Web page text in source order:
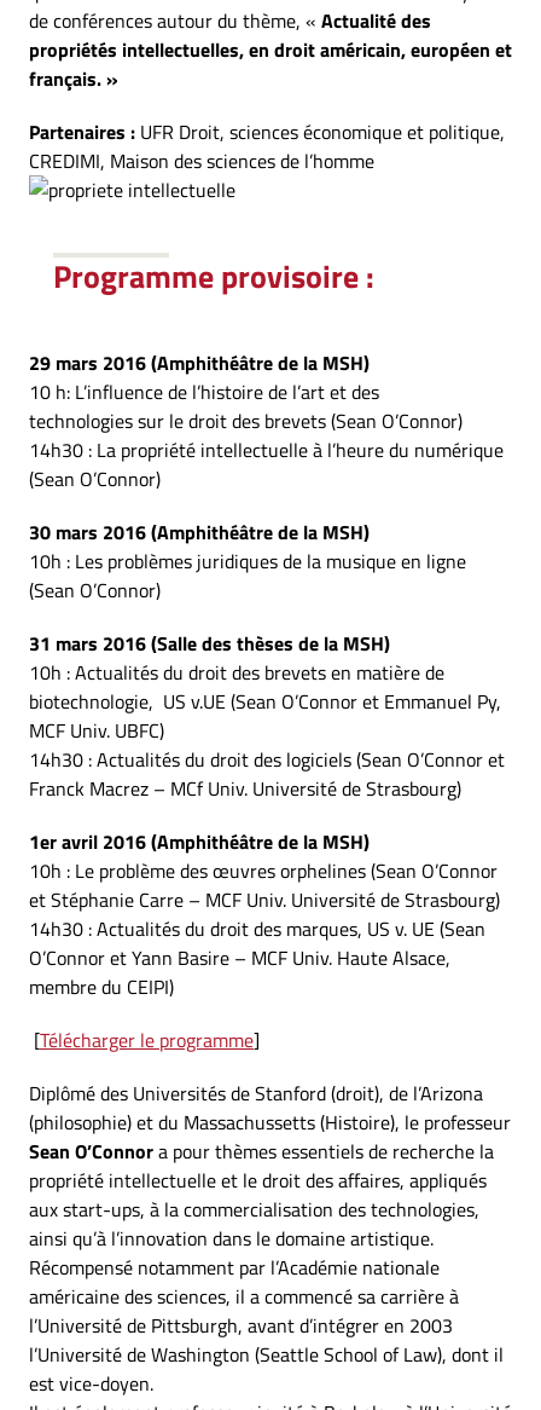
de conférences autour du thème, « Actualité des
propriétés intellectuelles, en droit américain, européen et
français. »
Partenaires : UFR Droit, sciences économique et politique,
CREDIMI, Maison des sciences de l’homme
Programme provisoire :
29 mars 2016 (Amphithéâtre de la MSH)
10 h: L’influence de l’histoire de l’art et des
technologies sur le droit des brevets (Sean O’Connor)
14h30 : La propriété intellectuelle à l’heure du numérique
(Sean O’Connor)
30 mars 2016 (Amphithéâtre de la MSH)
10h : Les problèmes juridiques de la musique en ligne
(Sean O’Connor)
31 mars 2016 (Salle des thèses de la MSH)
10h : Actualités du droit des brevets en matière de
biotechnologie, US v.UE (Sean O’Connor et Emmanuel Py,
MCF Univ. UBFC)
14h30 : Actualités du droit des logiciels (Sean O’Connor et
Franck Macrez – MCf Univ. Université de Strasbourg)
1er avril 2016 (Amphithéâtre de la MSH)
10h : Le problème des œuvres orphelines (Sean O’Connor
et Stéphanie Carre – MCF Univ. Université de Strasbourg)
14h30 : Actualités du droit des marques, US v. UE (Sean
O’Connor et Yann Basire – MCF Univ. Haute Alsace,
membre du CEIPI)
[Télécharger le programme]
Diplômé des Universités de Stanford (droit), de l’Arizona
(philosophie) et du Massachussetts (Histoire), le professeur
Sean O’Connora pour thèmes essentiels de recherche la
propriété intellectuelle et le droit des affaires, appliqués
aux start-ups, à la commercialisation des technologies,
ainsi qu’à l’innovation dans le domaine artistique.
Récompensé notamment par l’Académie nationale
américaine des sciences, il a commencé sa carrière à
l’Université de Pittsburgh, avant d’intégrer en 2003
l’Université de Washington (Seattle School of Law), dont il
est vice-doyen.